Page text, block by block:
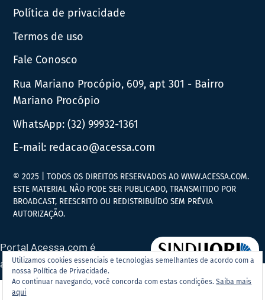
Política de privacidade
Termos de uso
Fale Conosco
Rua Mariano Procópio, 609, apt 301 - Bairro
Mariano Procópio
WhatsApp:(32) 99932-1361
E-mail: redacao@acessa.com
Utilizamos cookies essenciais e tecnologias semelhantes de acordo com a
nossa Política de Privacidade.
Ao continuar navegando, você concorda com estas condições.Saiba mais
aqui
© 2025 | TODOS OS DIREITOS RESERVADOS AO WWW.ACESSA.COM.
ESTE MATERIAL NÃO PODE SER PUBLICADO, TRANSMITIDO POR
BROADCAST, REESCRITO OU REDISTRIBUÍDO SEM PRÉVIA
AUTORIZAÇÃO.
Portal Acessa.com é
associado ao